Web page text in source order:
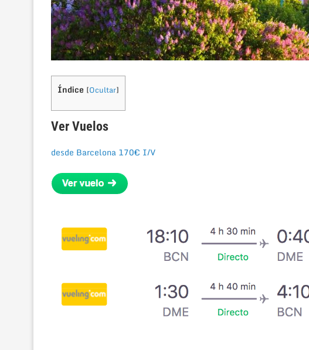
Índice [Ocultar]
Ver Vuelos
desde Barcelona 170€ I/V